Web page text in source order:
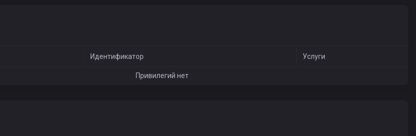
Идентификатор Услуги
Привилегий нет